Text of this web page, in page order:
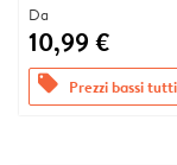
Da
10,99 €
offers Prezzi bassi